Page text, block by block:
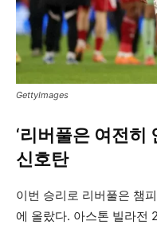
GettyImages
‘리버풀은 여전히
신호탄
이번 승리로 리버풀은 챔
에 올랐다. 아스톤 빌라전